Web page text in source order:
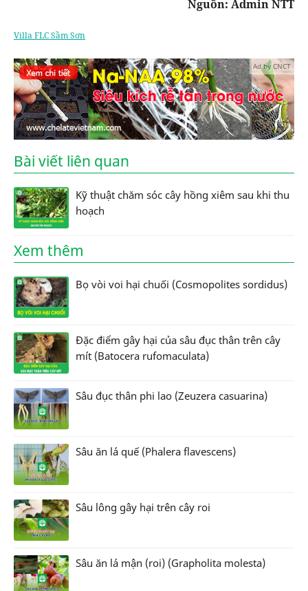
Nguồn: Admin NTT
Villa FLC Sầm Sơn
Ad by CNCT
Bài viết liên quan
Kỹ thuật chăm sóc cây hồng xiêm sau khi thu
hoạch
Xem thêm
Bọ vòi voi hại chuối (Cosmopolites sordidus)
Đặc điểm gây hại của sâu đục thân trên cây
mít (Batocera rufomaculata)
Sâu đục thân phi lao (Zeuzera casuarina)
Sâu ăn lá quế (Phalera flavescens)
Sâu lông gây hại trên cây roi
Sâu ăn lá mận (roi) (Grapholita molesta)